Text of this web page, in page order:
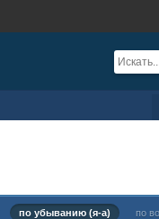
по убыванию (я-а) по